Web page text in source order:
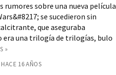
rumores sobre una nueva película
se sucedieron sin
que aseguraba
era una trilogía de trilogías, bulo
»
HACE 16 AÑOS